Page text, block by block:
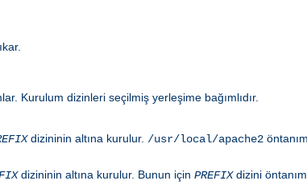
Kurulum dizinleri seçilmiş yerleşime bağımlıdır.
dizininin altına kurulur. /usr/local/apache2
dizininin altına kurulur. Bunun için PREFIXdizini